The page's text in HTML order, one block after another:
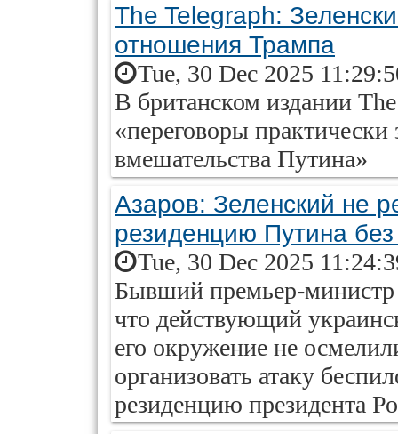
The Telegraph:
отношения Трампа
Tue, 30 Dec 2025
В британском издании
«переговоры
вмешательства Путина»
Азаров: Зеленский не
резиденцию Путина
Tue, 30 Dec 2025
Бывший премьер-
что действующий
его окружение не
организовать атаку
резиденцию президента